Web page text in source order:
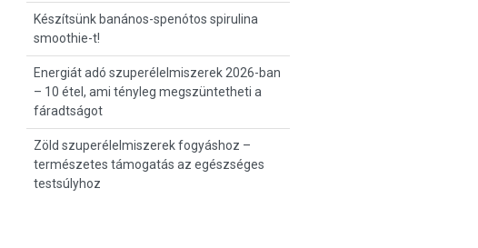
Készítsünk banános-spenótos spirulina
smoothie-t!
Energiát adó szuperélelmiszerek 2026-ban
– 10 étel, ami tényleg megszüntetheti a
fáradtságot
Zöld szuperélelmiszerek fogyáshoz –
természetes támogatás az egészséges
testsúlyhoz